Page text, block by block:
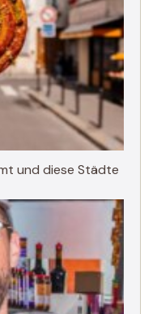
und diese Städte